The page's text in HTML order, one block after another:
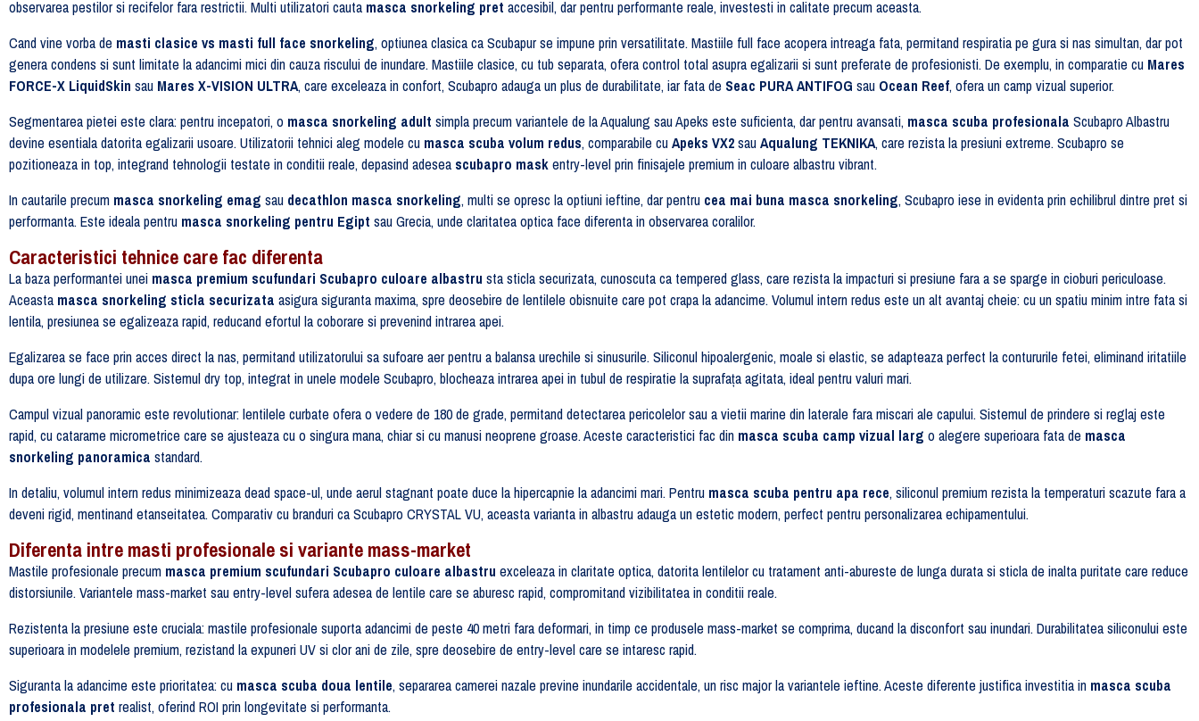
observarea pestilor si recifelor fara restrictii. Multi utilizatori cauta masca snorkeling pret accesibil, dar pentru performante reale, investesti in calitate precum aceasta.
Cand vine vorba de masti clasice vs masti full face snorkeling, optiunea clasica ca Scubapur se impune prin versatilitate. Mastiile full face acopera intreaga fata, permitand respiratia pe gura si nas simultan, dar pot
genera condens si sunt limitate la adancimi mici din cauza riscului de inundare. Mastiile clasice, cu tub separata, ofera control total asupra egalizarii si sunt preferate de profesionisti. De exemplu, in comparatie cu Mares
FORCE-X LiquidSkin sau Mares X-VISION ULTRA, care exceleaza in confort, Scubapro adauga un plus de durabilitate, iar fata de Seac PURA ANTIFOG sau Ocean Reef, ofera un camp vizual superior.
Segmentarea pietei este clara: pentru incepatori, o masca snorkeling adult simpla precum variantele de la Aqualung sau Apeks este suficienta, dar pentru avansati, masca scuba profesionala Scubapro Albastru
devine esentiala datorita egalizarii usoare. Utilizatorii tehnici aleg modele cu masca scuba volum redus, comparabile cuApeks VX2sauAqualung TEKNIKA, care rezista la presiuni extreme. Scubapro se
pozitioneaza in top, integrand tehnologii testate in conditii reale, depasind adesea scubapro maskentry-level prin finisajele premium in culoare albastru vibrant.
In cautarile precum masca snorkeling emag sau decathlon masca snorkeling, multi se opresc la optiuni ieftine, dar pentru cea mai buna masca snorkeling, Scubapro iese in evidenta prin echilibrul dintre pret si
performanta. Este ideala pentru masca snorkeling pentru Egipt sau Grecia, unde claritatea optica face diferenta in observarea coralilor.
Caracteristici tehnice care fac diferenta
La baza performantei unei masca premium scufundari Scubapro culoare albastru sta sticla securizata, cunoscuta ca tempered glass, care rezista la impacturi si presiune fara a se sparge in cioburi periculoase.
Aceasta masca snorkeling sticla securizata asigura siguranta maxima, spre deosebire de lentilele obisnuite care pot crapa la adancime. Volumul intern redus este un alt avantaj cheie: cu un spatiu minim intre fata si
lentila, presiunea se egalizeaza rapid, reducand efortul la coborare si prevenind intrarea apei.
Egalizarea se face prin acces direct la nas, permitand utilizatorului sa sufoare aer pentru a balansa urechile si sinusurile. Siliconul hipoalergenic, moale si elastic, se adapteaza perfect la contururile fetei, eliminand iritatiile
dupa ore lungi de utilizare. Sistemul dry top, integrat in unele modele Scubapro, blocheaza intrarea apei in tubul de respiratie la suprafața agitata, ideal pentru valuri mari.
Campul vizual panoramic este revolutionar: lentilele curbate ofera o vedere de 180 de grade, permitand detectarea pericolelor sau a vietii marine din laterale fara miscari ale capului. Sistemul de prindere si reglaj este
rapid, cu catarame micrometrice care se ajusteaza cu o singura mana, chiar si cu manusi neoprene groase. Aceste caracteristici fac din masca scuba camp vizual larg o alegere superioara fata de masca
snorkeling panoramica standard.
In detaliu, volumul intern redus minimizeaza dead space-ul, unde aerul stagnant poate duce la hipercapnie la adancimi mari. Pentru masca scuba pentru apa rece, siliconul premium rezista la temperaturi scazute fara a
deveni rigid, mentinand etanseitatea. Comparativ cu branduri ca Scubapro CRYSTAL VU, aceasta varianta in albastru adauga un estetic modern, perfect pentru personalizarea echipamentului.
Diferenta intre masti profesionale si variante mass-market
Mastile profesionale precum masca premium scufundari Scubapro culoare albastru exceleaza in claritate optica, datorita lentilelor cu tratament anti-abureste de lunga durata si sticla de inalta puritate care reduce
distorsiunile. Variantele mass-market sau entry-level sufera adesea de lentile care se aburesc rapid, compromitand vizibilitatea in conditii reale.
Rezistenta la presiune este cruciala: mastile profesionale suporta adancimi de peste 40 metri fara deformari, in timp ce produsele mass-market se comprima, ducand la disconfort sau inundari. Durabilitatea siliconului este
superioara in modelele premium, rezistand la expuneri UV si clor ani de zile, spre deosebire de entry-level care se intaresc rapid.
Siguranta la adancime este prioritatea: cu masca scuba doua lentile, separarea camerei nazale previne inundarile accidentale, un risc major la variantele ieftine. Aceste diferente justifica investitia in masca scuba
profesionala pret realist, oferind ROI prin longevitate si performanta.